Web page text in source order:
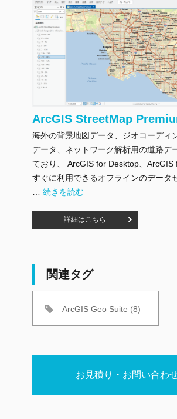
ArcGIS StreetMap
海外の背景地図データ、ジオコーディ
データ、ネットワーク解析用の道路デ
ており、 ArcGIS for Desktop、ArcGIS
すぐに利用できるオフラインのデータ
"ArcGIS StreetMap Premium" の
続きを読む
詳細はこちら
関連タグ
ArcGIS Geo Suite (8)
お見積り・お問い合わ